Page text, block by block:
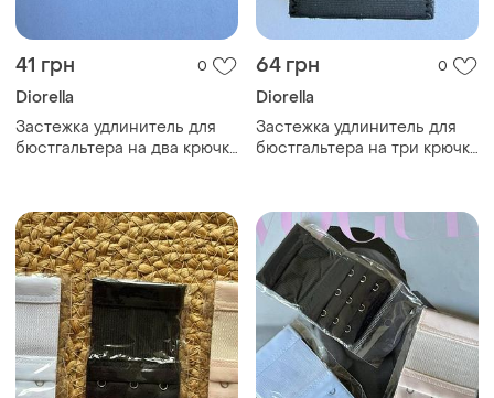
41 грн 0
Diorella
Застежка удлинитель для
бюстгальтера на два крючка
64 грн 0
Diorella
Застежка удлинитель для
бюстгальтера на три крючка